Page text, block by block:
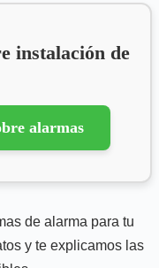
instalación de
alarmas
de alarma para tu
y te explicamos las